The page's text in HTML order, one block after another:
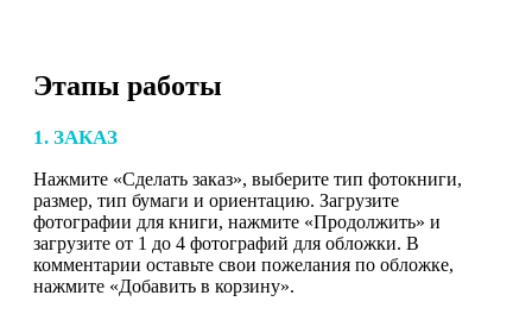
Этапы работы
1. ЗАКАЗ
Нажмите «Сделать заказ», выберите тип фотокниги,
размер, тип бумаги и ориентацию. Загрузите
фотографии для книги, нажмите «Продолжить» и
загрузите от 1 до 4 фотографий для обложки. В
комментарии оставьте свои пожелания по обложке,
нажмите «Добавить в корзину».